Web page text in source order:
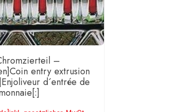
–
entry extrusion
d´entrée de